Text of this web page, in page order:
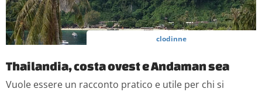
clodinne
Thailandia, costa ovest e Andaman sea
Vuole essere un racconto pratico e utile per chi si